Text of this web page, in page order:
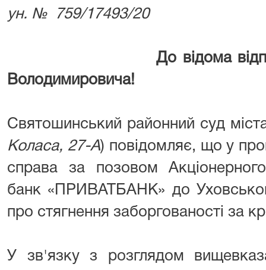
ун. № 759/17493/20
До відома
Володимировича!
Святошинський районний суд
Коласа, 27-А) повідомляє, що у
справа за позовом
банк «ПРИВАТБАНК» до
про стягнення заборгованості за
У зв'язку з розглядом